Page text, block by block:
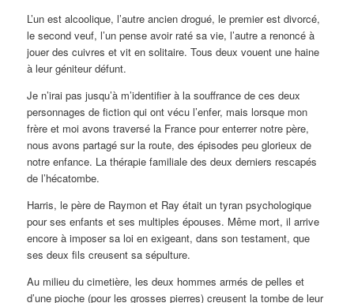
L’un est alcoolique, l’autre ancien drogué, le premier est divorcé,
le second veuf, l’un pense avoir raté sa vie, l’autre a renoncé à
jouer des cuivres et vit en solitaire. Tous deux vouent une haine
à leur géniteur défunt.
Je n’irai pas jusqu’à m’identifier à la souffrance de ces deux
personnages de fiction qui ont vécu l’enfer, mais lorsque mon
frère et moi avons traversé la France pour enterrer notre père,
nous avons partagé sur la route, des épisodes peu glorieux de
notre enfance. La thérapie familiale des deux derniers rescapés
de l’hécatombe.
Harris, le père de Raymon et Ray était un tyran psychologique
pour ses enfants et ses multiples épouses. Même mort, il arrive
encore à imposer sa loi en exigeant, dans son testament, que
ses deux fils creusent sa sépulture.
Au milieu du cimetière, les deux hommes armés de pelles et
d’une pioche (pour les grosses pierres) creusent la tombe de leur